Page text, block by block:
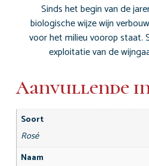
Sinds het begin van de
biologische wijze wijn
voor het milieu voorop staat.
exploitatie van de
Aanvullende
Soort
Rosé
Naam